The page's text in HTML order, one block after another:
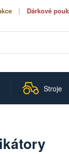
Dárkové
Stroje